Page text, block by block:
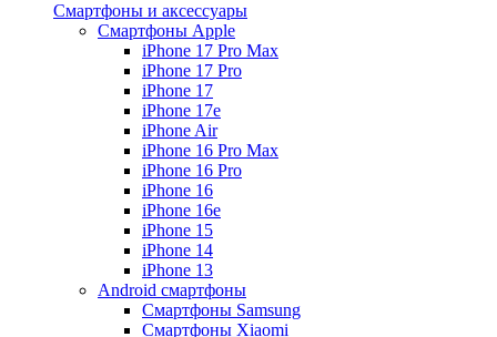
Смартфоны и аксессуары
Смартфоны Apple
iPhone 17 Pro Max
iPhone 17 Pro
iPhone 17
iPhone 17e
iPhone Air
iPhone 16 Pro Max
iPhone 16 Pro
iPhone 16
iPhone 16e
iPhone 15
iPhone 14
iPhone 13
Android cмартфоны
Смартфоны Samsung
Смартфоны Xiaomi